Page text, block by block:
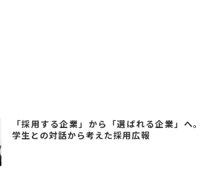
「採用する企業」から「選ばれる企業」へ。
学生との対話から考えた採用広報